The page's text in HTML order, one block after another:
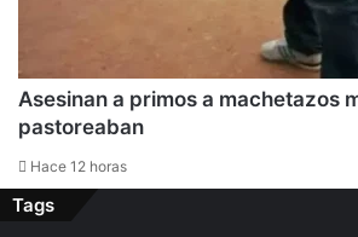
Asesinan a primos a machetazos
pastoreaban
Hace 12 horas
Tags